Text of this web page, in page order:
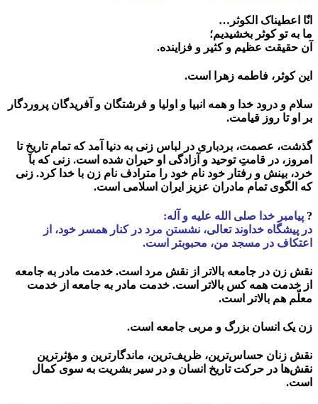
انّا اعطیناک الکوثر…
ما به تو کوثر بخشیدیم؛
آن حقیقت عظیم و کثیر و فزاینده.
این کوثر، فاطمه زهرا است.
سلام و درود خدا و همه انبیا و اولیا و فرشتگان و آفریدگان پروردگار
بر او تا روز قیامت.
گذشت، عصمت، بردباری در لباس زنی به دنیا آمد که تمام تاریخِ تا
امروز، در قامتِ توحید و آزادگی او حیران شده است. زنی که با
خرد، بينش و رفتار خود نام خود را مترادف نام زن با خدا کرد. زنی
که الگوی تمام مادران عزيز ايران اسلامی است.
? پيامبر خدا صلى ‏الله ‏عليه ‏و ‏آله:
در پيشگاه خداوند تعالى، نشستن مرد در كنار همسر خود، از
اعتكاف در مسجد من، محبوبتر است.
نقش زن در جامعه بالاتر از نقش مرد است. خدمت مادر به جامعه
از خدمت همه کس بالاتر است. خدمت مادر به جامعه از خدمت
معلّم هم بالاتر است.
زن یک انسان بزرگ و مربی جامعه است.
نقش زنان حساس‌‌ترین، ظریف‌‌ترین، ماندگارترین و مؤثرترین
نقش‌‌ها در حرکت تاریخ انسان و در سیر بشریت به سوی کمال
است.